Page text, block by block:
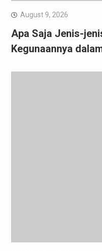
August 9, 2026
Apa Saja Jenis-
Kegunaannya